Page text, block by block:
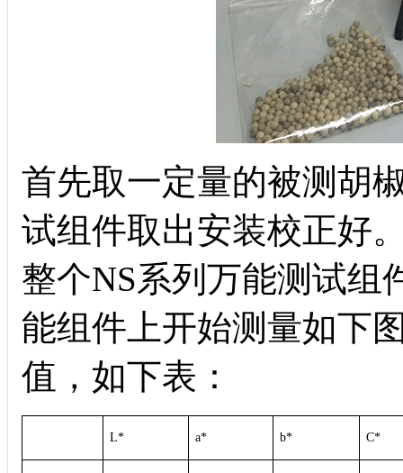
首先取一定量的被测胡
试组件取出安装校正好
整个NS系列万能测试组
能组件上开始测量如下
值，如下表：
L* a* b* C*